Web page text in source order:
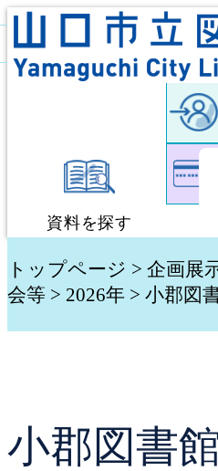
背景
白
資料を探す
蔵書検索・予約
貸出ランキング
トップページ > 企画展
会等 > 2026年 > 小郡図
小郡図書